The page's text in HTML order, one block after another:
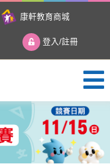
康軒教育商城
登入/註冊